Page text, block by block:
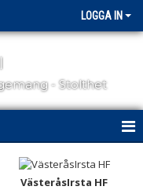
LOGGA IN
- Stolthet
VästeråsIrsta HF